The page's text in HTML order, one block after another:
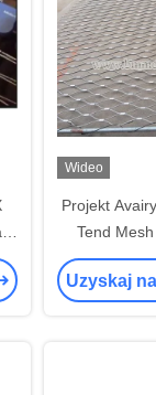
Wideo
Projekt
Tend
Uzyskaj